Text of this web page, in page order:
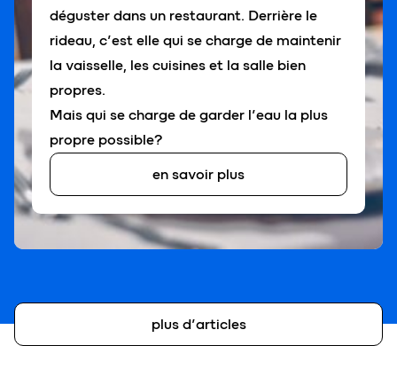
déguster dans un restaurant. Derrière le
rideau, c’est elle qui se charge de maintenir
la vaisselle, les cuisines et la salle bien
propres.
Mais qui se charge de garder l’eau la plus
propre possible?
en savoir plus
plus d’articles